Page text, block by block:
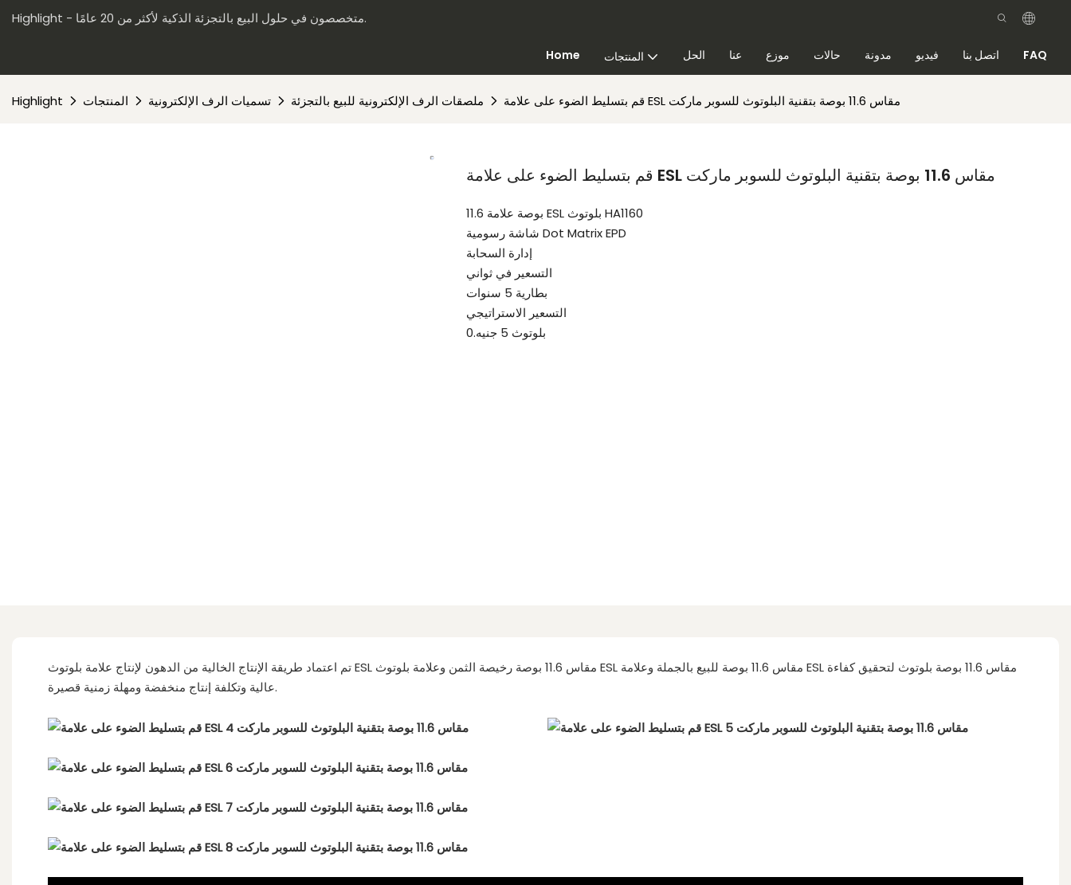
Highlight - متخصصون في حلول البيع بالتجزئة الذكية لأكثر من 20 عامًا.
Home المنتجات الحل عنا موزع حالات مدونة فيديو اتصل بنا FAQ
Highlight المنتجات تسميات الرف الإلكترونية ملصقات الرف الإلكترونية للبيع بالتجزئة قم بتسليط الضوء على علامة ESL مقاس 11.6 بوصة بتقنية البلوتوث للسوبر ماركت
قم بتسليط الضوء على علامة ESL مقاس 11.6 بوصة بتقنية البلوتوث للسوبر ماركت
11.6 بوصة علامة ESL بلوتوث HA1160
شاشة رسومية Dot Matrix EPD
إدارة السحابة
التسعير في ثواني
بطارية 5 سنوات
التسعير الاستراتيجي
بلوتوث 5 جنيه.0
تم اعتماد طريقة الإنتاج الخالية من الدهون لإنتاج علامة بلوتوث ESL مقاس 11.6 بوصة رخيصة الثمن وعلامة بلوتوث ESL مقاس 11.6 بوصة للبيع بالجملة وعلامة ESL مقاس 11.6 بوصة بلوتوث لتحقيق كفاءة
عالية وتكلفة إنتاج منخفضة ومهلة زمنية قصيرة.